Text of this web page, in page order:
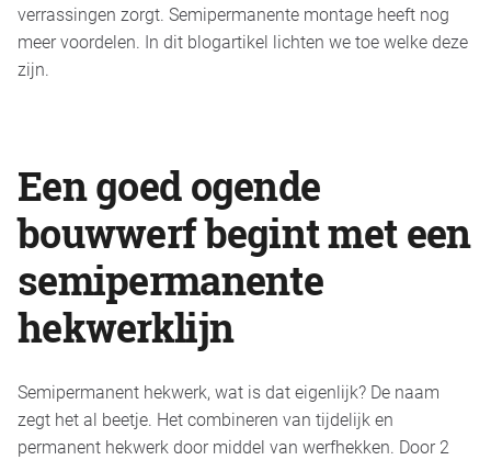
verrassingen zorgt. Semipermanente montage heeft nog
meer voordelen. In dit blogartikel lichten we toe welke deze
zijn.
Een goed ogende
bouwwerf begint met een
semipermanente
hekwerklijn
Semipermanent hekwerk, wat is dat eigenlijk? De naam
zegt het al beetje. Het combineren van tijdelijk en
permanent hekwerk door middel van werfhekken. Door 2